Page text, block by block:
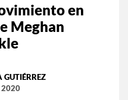
en
Meghan
2020